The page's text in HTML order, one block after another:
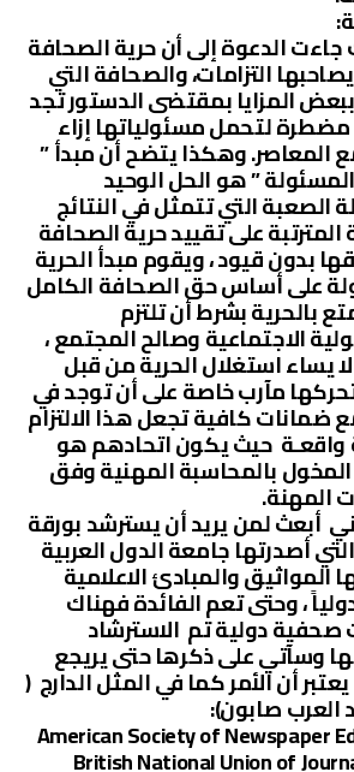
الدعوة إلى أن حرية الصحافة
التزامات، والصحافة التي
المزايا بمقتضى الدستور تجد
لتحمل مسئولياتها إزاء
المعاصر. وهكذا يتضح أن مبدأ ”
” هو الحل الوحيد
الصعبة التي تتمثل في النتائج
المترتبة على تقييد حرية الصحافة
بدون قيود ، ويقوم مبدأ الحرية
على أساس حق الصحافة الكامل
بالحرية بشرط أن تلتزم
الاجتماعية وصالح المجتمع ،
يساء استغلال الحرية من قبل
مآرب خاصة على أن توجد في
ضمانات كافية تجعل هذا الالتزام
واقعـة حيث يكون اتحادهم هو
المخول بالمحاسبة المهنية وفق
المهنة.
أبعث لمن يريد أن يسترشد بورقة
أصدرتها جامعة الدول العربية
المواثيق والمبادئ الاعلامية
، وحتى تعم الفائدة فهناك
صحفية دولية تم الاسترشاد
وسآتي على ذكرها حتى يريجع
أن الأمر كما في المثل الدارج (
العرب صابون):